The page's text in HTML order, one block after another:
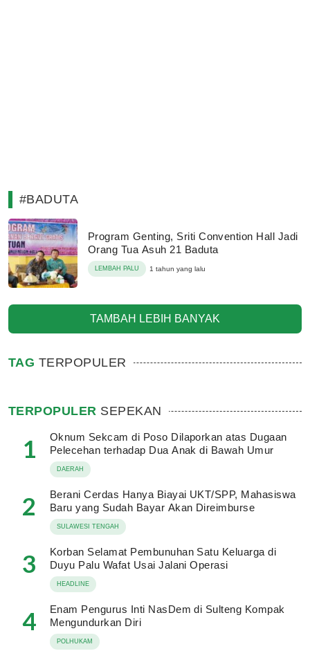
#BADUTA
Program Genting, Sriti Convention Hall Jadi
Orang Tua Asuh 21 Baduta
LEMBAH PALU 1 tahun yang lalu
TAMBAH LEBIH BANYAK
TAG TERPOPULER
TERPOPULER SEPEKAN
1
Oknum Sekcam di Poso Dilaporkan atas Dugaan
Pelecehan terhadap Dua Anak di Bawah Umur
DAERAH
2
Berani Cerdas Hanya Biayai UKT/SPP, Mahasiswa
Baru yang Sudah Bayar Akan Direimburse
SULAWESI TENGAH
3
Korban Selamat Pembunuhan Satu Keluarga di
Duyu Palu Wafat Usai Jalani Operasi
HEADLINE
4
Enam Pengurus Inti NasDem di Sulteng Kompak
Mengundurkan Diri
POLHUKAM